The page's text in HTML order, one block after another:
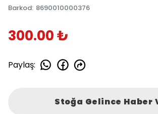
Barkod: 8690010000376
300.00 ₺
Paylaş:
Stoğa Gelince Haber